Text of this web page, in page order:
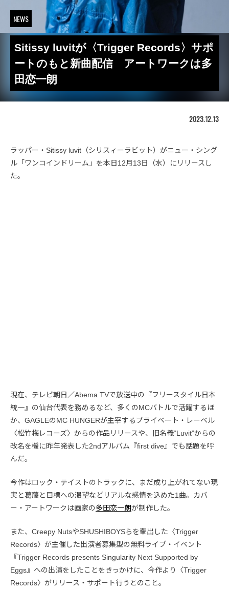
NEWS
Sitissy luvitが〈Trigger Records〉サポ
ートのもと新曲配信 アートワークは多
田恋一朗
2023.12.13
ラッパー・Sitissy luvit（シリスィーラビット）がニュー・シング
ル「ワンコインドリーム」を本日12月13日（水）にリリースし
た。
現在、テレビ朝日／Abema TVで放送中の『フリースタイル日本
統一』の仙台代表を務めるなど、多くのMCバトルで活躍するほ
か、GAGLEのMC HUNGERが主宰するプライベート・レーベル
〈松竹梅レコーズ〉からの作品リリースや、旧名義“Luvit”からの
改名を機に昨年発表した2ndアルバム『first dive』でも話題を呼
んだ。
今作はロック・テイストのトラックに、まだ成り上がれてない現
実と葛藤と目標への渇望などリアルな感情を込めた1曲。カバ
ー・アートワークは画家の多田恋一朗が制作した。
また、Creepy NutsやSHUSHIBOYSらを輩出した〈Trigger
Records〉が主催した出演者募集型の無料ライブ・イベント
『Trigger Records presents Singularity Next Supported by
Eggs』への出演をしたことをきっかけに、今作より〈Trigger
Records〉がリリース・サポート行うとのこと。